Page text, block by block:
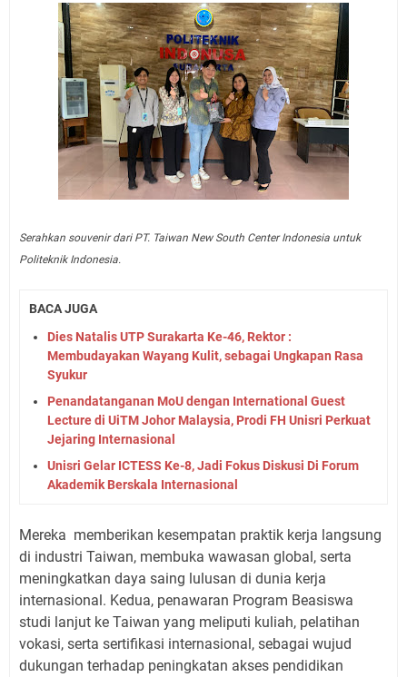
Serahkan souvenir dari PT. Taiwan New South Center Indonesia untuk
Politeknik Indonesia.
BACA JUGA
Dies Natalis UTP Surakarta Ke-46, Rektor :
Membudayakan Wayang Kulit, sebagai Ungkapan Rasa
Syukur
Penandatanganan MoU dengan International Guest
Lecture di UiTM Johor Malaysia, Prodi FH Unisri Perkuat
Jejaring Internasional
Unisri Gelar ICTESS Ke-8, Jadi Fokus Diskusi Di Forum
Akademik Berskala Internasional
Mereka memberikan kesempatan praktik kerja langsung
di industri Taiwan, membuka wawasan global, serta
meningkatkan daya saing lulusan di dunia kerja
internasional. Kedua, penawaran Program Beasiswa
studi lanjut ke Taiwan yang meliputi kuliah, pelatihan
vokasi, serta sertifikasi internasional, sebagai wujud
dukungan terhadap peningkatan akses pendidikan